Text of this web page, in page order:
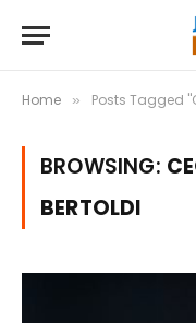
Home » Posts Tagged
BROWSING:
BERTOLDI